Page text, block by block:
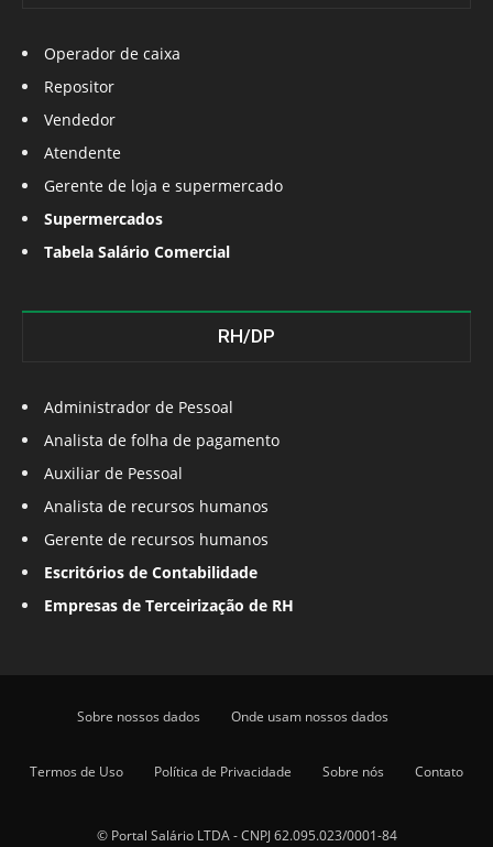
Operador de caixa
Repositor
Vendedor
Atendente
Gerente de loja e supermercado
Supermercados
Tabela Salário Comercial
RH/DP
Administrador de Pessoal
Analista de folha de pagamento
Auxiliar de Pessoal
Analista de recursos humanos
Gerente de recursos humanos
Escritórios de Contabilidade
Empresas de Terceirização de RH
Sobre nossos dados Onde usam nossos dados
Termos de Uso Política de Privacidade Sobre nós Contato
© Portal Salário LTDA - CNPJ 62.095.023/0001-84